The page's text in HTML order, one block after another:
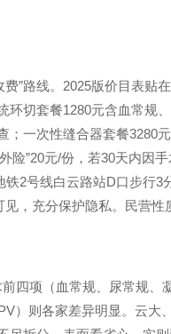
”路线。2025版价目表贴
环切套餐1280元含血常规
；一次性缝合器套餐3280
险”20元/份，若30天内因
2号线白云路站D口步行
，充分保护隐私。民营
四项（血常规、尿常规、
）则各家差异明显。云大